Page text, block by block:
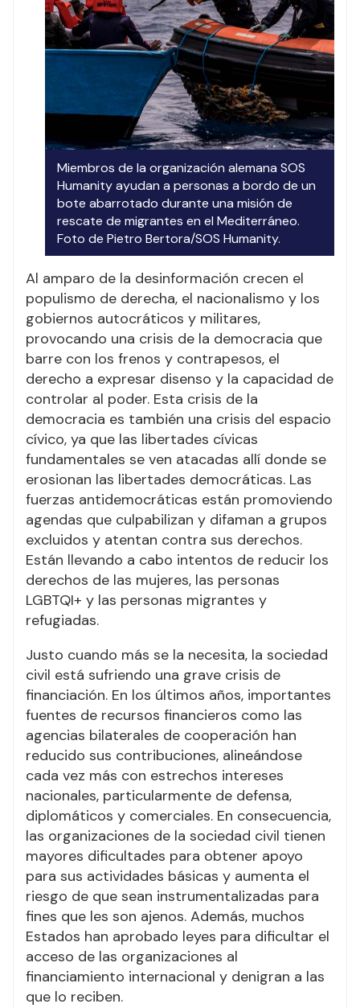
Miembros de la organización alemana SOS
Humanity ayudan a personas a bordo de un
bote abarrotado durante una misión de
rescate de migrantes en el Mediterráneo.
Foto de Pietro Bertora/SOS Humanity.
Al amparo de la desinformación crecen el
populismo de derecha, el nacionalismo y los
gobiernos autocráticos y militares,
provocando una crisis de la democracia que
barre con los frenos y contrapesos, el
derecho a expresar disenso y la capacidad de
controlar al poder. Esta crisis de la
democracia es también una crisis del espacio
cívico, ya que las libertades cívicas
fundamentales se ven atacadas allí donde se
erosionan las libertades democráticas. Las
fuerzas antidemocráticas están promoviendo
agendas que culpabilizan y difaman a grupos
excluidos y atentan contra sus derechos.
Están llevando a cabo intentos de reducir los
derechos de las mujeres, las personas
LGBTQI+ y las personas migrantes y
refugiadas.
Justo cuando más se la necesita, la sociedad
civil está sufriendo una grave crisis de
financiación. En los últimos años, importantes
fuentes de recursos financieros como las
agencias bilaterales de cooperación han
reducido sus contribuciones, alineándose
cada vez más con estrechos intereses
nacionales, particularmente de defensa,
diplomáticos y comerciales. En consecuencia,
las organizaciones de la sociedad civil tienen
mayores dificultades para obtener apoyo
para sus actividades básicas y aumenta el
riesgo de que sean instrumentalizadas para
fines que les son ajenos. Además, muchos
Estados han aprobado leyes para dificultar el
acceso de las organizaciones al
financiamiento internacional y denigran a las
que lo reciben.